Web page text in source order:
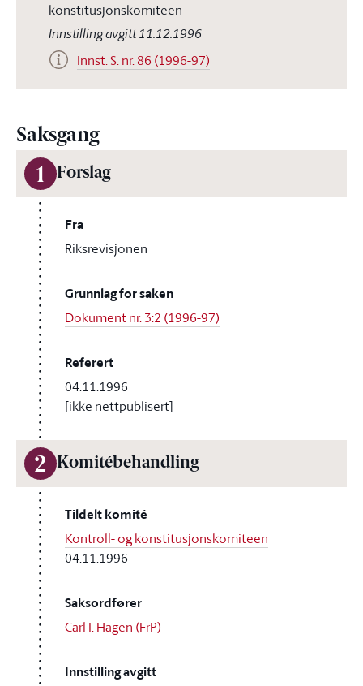
konstitusjonskomiteen
Innstilling avgitt 11.12.1996
Innst. S. nr. 86 (1996-97)
Saksgang
1 Forslag
Fra
Riksrevisjonen
Grunnlag for saken
Dokument nr. 3:2 (1996-97)
Referert
04.11.1996
[ikke nettpublisert]
2 Komitébehandling
Tildelt komité
Kontroll- og konstitusjonskomiteen
04.11.1996
Saksordfører
Carl I. Hagen (FrP)
Innstilling avgitt